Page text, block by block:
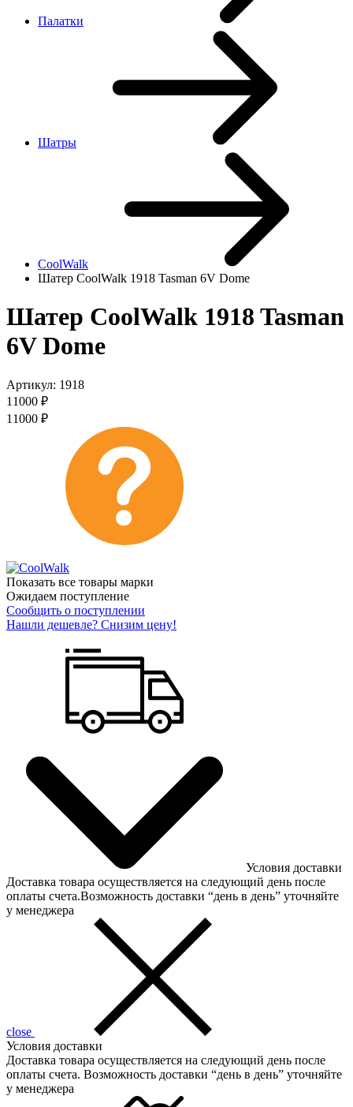
Палатки
Шатры
CoolWalk
Шатер CoolWalk 1918 Tasman 6V Dome
Шатер CoolWalk 1918 Tasman
6V Dome
Артикул: 1918
11000 ₽
11000 ₽
Показать все товары марки
Ожидаем поступление
Сообщить о поступлении
Нашли дешевле? Снизим цену!
Условия доставки
Доставка товара осуществляется на следующий день после
оплаты счета.Возможность доставки “день в день” уточняйте
у менеджера
close
Условия доставки
Доставка товара осуществляется на следующий день после
оплаты счета. Возможность доставки “день в день” уточняйте
у менеджера